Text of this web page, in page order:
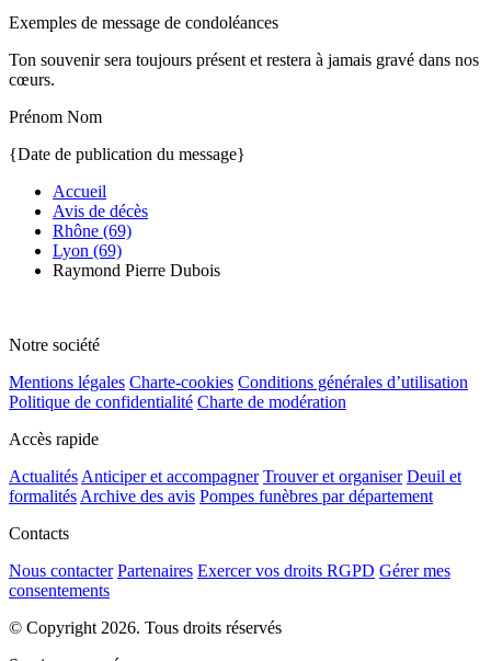
Exemples de message de condoléances
Ton souvenir sera toujours présent et restera à jamais gravé dans nos
cœurs.
Prénom Nom
{Date de publication du message}
Accueil
Avis de décès
Rhône (69)
Lyon (69)
Raymond Pierre Dubois
Notre société
Mentions légales Charte-cookies Conditions générales d’utilisation
Politique de confidentialité Charte de modération
Accès rapide
Actualités Anticiper et accompagner Trouver et organiser Deuil et
formalités Archive des avis Pompes funèbres par département
Contacts
Nous contacter Partenaires Exercer vos droits RGPD Gérer mes
consentements
© Copyright 2026. Tous droits réservés